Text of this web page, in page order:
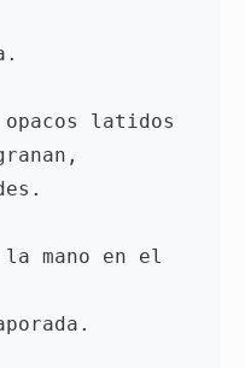
latidos
mano en el